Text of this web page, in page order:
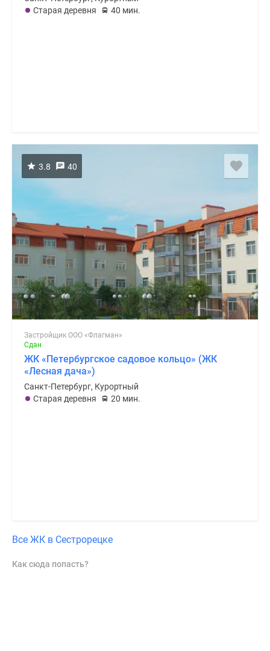
Старая деревня
40 мин.
3.8 40
Застройщик ООО «Флагман»
Сдан
ЖК «Петербургское садовое кольцо» (ЖК
«Лесная дача»)
Санкт-Петербург, Курортный
Старая деревня
20 мин.
Все ЖК в Сестрорецке
Как сюда попасть?